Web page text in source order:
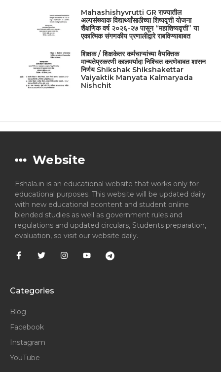
Mahashishyvrutti GR राज्यातील
अल्पसंख्याक विद्यार्थ्यांसाठीच्या शिष्यवृत्ती योजना
शैक्षणिक वर्ष २०२६-२७ पासून “महाशिष्यवृत्ती” या
एकात्मिक संगणकीय प्रणालीद्वारे राबविण्याबाबत
शिक्षक / शिक्षकेतर कर्मचाऱ्यांच्या वैयक्तिक
मान्यतेप्रकरणी कालमर्यादा निश्चित करणेबाबत शासन
निर्णय Shikshak Shikshakettar
Vaiyaktik Manyata Kalmaryada
Nishchit
Website
Eshala.in is an educational website that works only for
educational purposes. This website will be updated daily
with new educational econtent and student online
blended studies as well as government rules and
regulations and updated circulars, Students preparation,
evaluation, so visit our website daily.
Categories
Blog
Facebook
Instagram
YouTube